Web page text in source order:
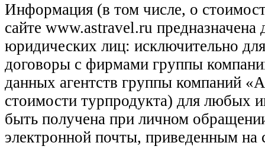
Информация (в том числе, о
сайте www.astravel.ru предназначена
юридических лиц: исключительно
договоры с фирмами группы
данных агентств группы компаний
стоимости турпродукта) для любых
быть получена при личном
электронной почты, приведенным на